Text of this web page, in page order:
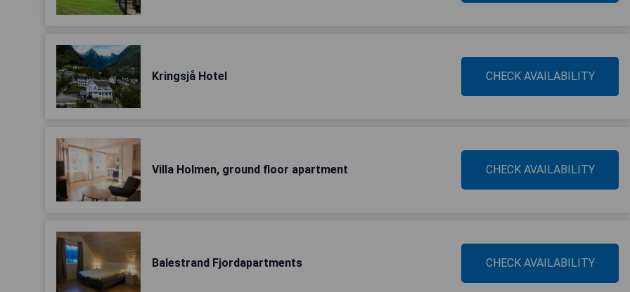
Kringsjå Hotel CHECK AVAILABILITY
Villa Holmen, ground floor apartment CHECK AVAILABILITY
Balestrand Fjordapartments CHECK AVAILABILITY